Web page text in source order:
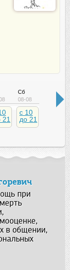
21
Сб
08-08
c 10
до 21
при
в общении,